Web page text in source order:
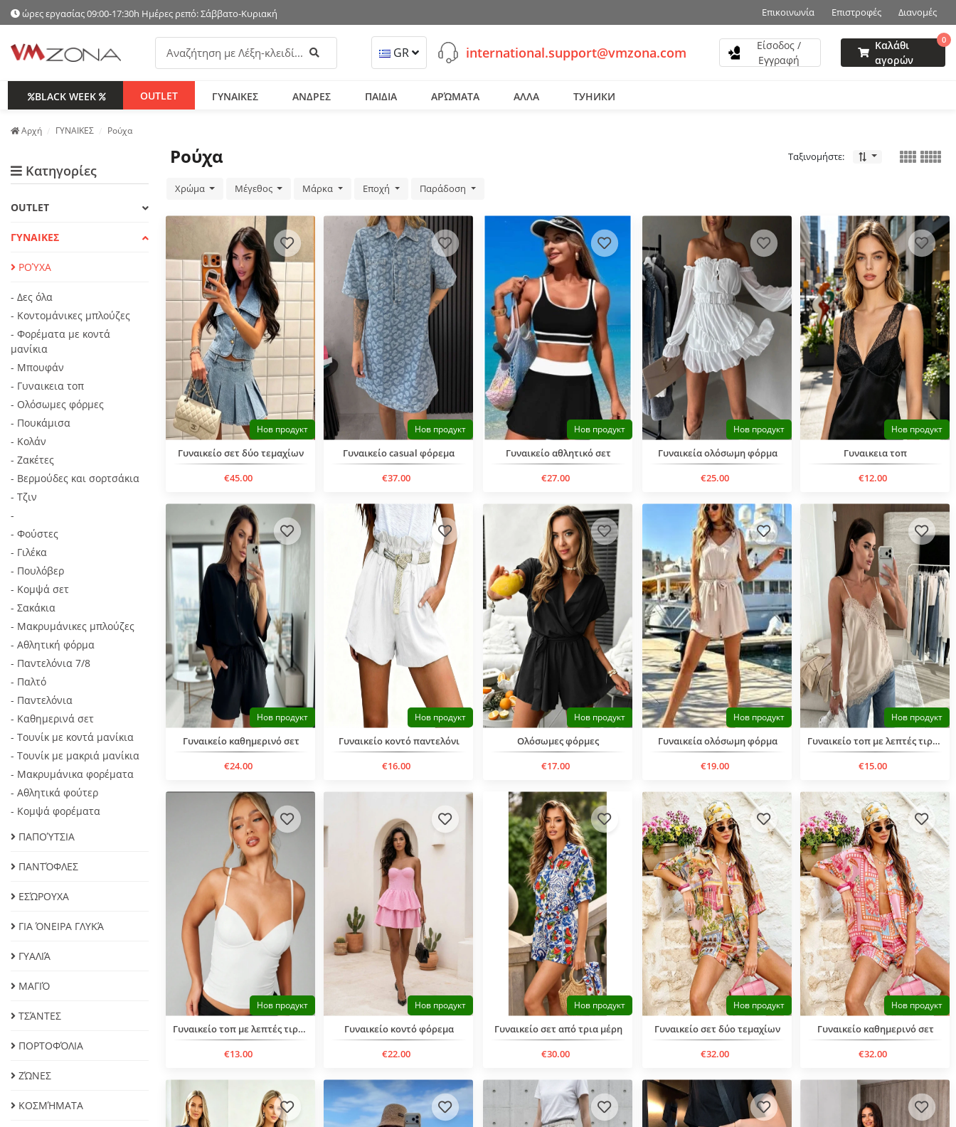
ώρες εργασίας 09:00-17:30h Ημέρες ρεπό: Σάββατο-Κυριακή Επικοινωνία Επιστροφές Διανομές
Αναζήτηση GR international.support@vmzona.com
Είσοδος /
Εγγραφή
Καλάθι
αγορών
0
BLACK WEEK OUTLET ΓΥΝΑΙΚΕΣ ΑΝΔΡΕΣ ΠΑΙΔΙΑ ΑΡΏΜΑΤΑ ΑΛΛΑ ТУНИКИ
Аρχή ΓΥΝΑΙΚΕΣ Ρούχα
Κατηγορίες
OUTLET
ΓΥΝΑΙΚΕΣ
ΡΟΎΧΑ
- Δες όλα
- Κοντομάνικες μπλούζες
- Φορέματα με κοντά
μανίκια
- Μπουφάν
- Γυναικεια τοπ
- Ολόσωμες φόρμες
- Πουκάμισα
- Κολάν
- Ζακέτες
- Βερμούδες και σορτσάκια
- Тζιν
-
- Φούστες
- Γιλέκα
- Πουλόβερ
- Κομψά σετ
- Σακάκια
- Μακρυμάνικες μπλούζες
- Αθλητική φόρμα
- Παντελόνια 7/8
- Παλτό
- Παντελόνια
- Καθημερινά σετ
- Τουνίκ με κοντά μανίκια
- Τουνίκ με μακριά μανίκια
- Μακρυμάνικα φορέματα
- Αθλητικά φούτερ
- Κομψά φορέματα
ΠΑΠΟΎΤΣΙΑ
ΠΑΝΤΌΦΛΕΣ
ΕΣΏΡΟΥΧΑ
ΓΙΑ ΌΝΕΙΡΑ ΓΛΥΚΆ
ΓΥΑΛΙΆ
ΜΑΓΙΌ
ΤΣΆΝΤΕΣ
ΠΟΡΤΟΦΌΛΙΑ
ΖΏΝΕΣ
ΚΟΣΜΉΜΑΤΑ
Ρούχα Ταξινομήστε:
Χρώμα Μέγεθος Μάρκα Εποχή Παράδοση
Нов продукт
Γυναικείο σετ δύο τεμαχίων
€45.00
Нов продукт
Γυναικείο casual φόρεμα
€37.00
Нов продукт
Γυναικείο αθλητικό σετ
€27.00
Нов продукт
Γυναικεία ολόσωμη φόρμα
€25.00
Нов продукт
Γυναικεια τοπ
€12.00
Нов продукт
Γυναικείο καθημερινό σετ
€24.00
Нов продукт
Γυναικείο κοντό παντελόνι
€16.00
Нов продукт
Ολόσωμες φόρμες
€17.00
Нов продукт
Γυναικεία ολόσωμη φόρμα
€19.00
Нов продукт
Γυναικείο τοπ με λεπτές τιράντες
€15.00
Нов продукт
Γυναικείο τοπ με λεπτές τιράντες
€13.00
Нов продукт
Γυναικείο κοντό φόρεμα
€22.00
Нов продукт
Γυναικείο σετ από τρια μέρη
€30.00
Нов продукт
Γυναικείο σετ δύο τεμαχίων
€32.00
Нов продукт
Γυναικείο καθημερινό σετ
€32.00